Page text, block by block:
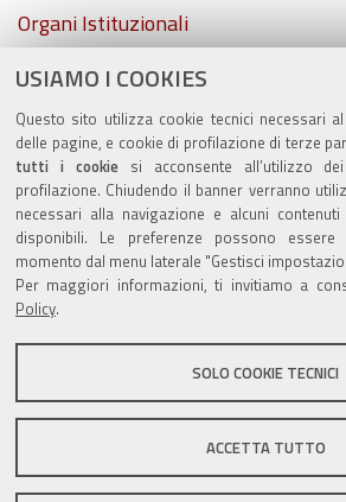
USIAMO I COOKIES
Questo sito utilizza cookie tecnici necessari
delle pagine, e cookie di profilazione di terze
tutti i cookiesi acconsente all’utilizzo
profilazione. Chiudendo il banner verranno
necessari alla navigazione e alcuni
disponibili. Le preferenze possono
momento dal menu laterale "Gestisci
Per maggiori informazioni, ti invitiamo a
Policy.
SOLO COOKIE TECNICI
ACCETTA TUTTO
Navigazione
Organi Istituzionali
Atti comunali
PSC e RUE
Valuta
Sito istituzionale Comune di